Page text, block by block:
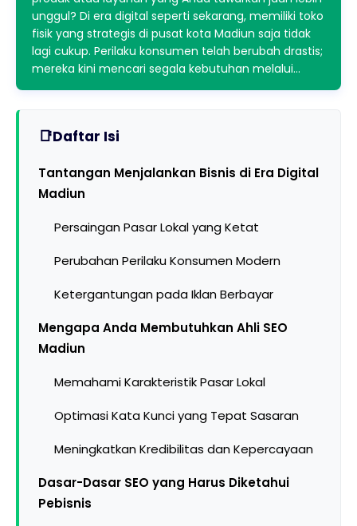
unggul? Di era digital seperti sekarang, memiliki toko
fisik yang strategis di pusat kota Madiun saja tidak
lagi cukup. Perilaku konsumen telah berubah drastis;
mereka kini mencari segala kebutuhan melalui…
Daftar Isi
Tantangan Menjalankan Bisnis di Era Digital
Madiun
Persaingan Pasar Lokal yang Ketat
Perubahan Perilaku Konsumen Modern
Ketergantungan pada Iklan Berbayar
Mengapa Anda Membutuhkan Ahli SEO
Madiun
Memahami Karakteristik Pasar Lokal
Optimasi Kata Kunci yang Tepat Sasaran
Meningkatkan Kredibilitas dan Kepercayaan
Dasar-Dasar SEO yang Harus Diketahui
Pebisnis